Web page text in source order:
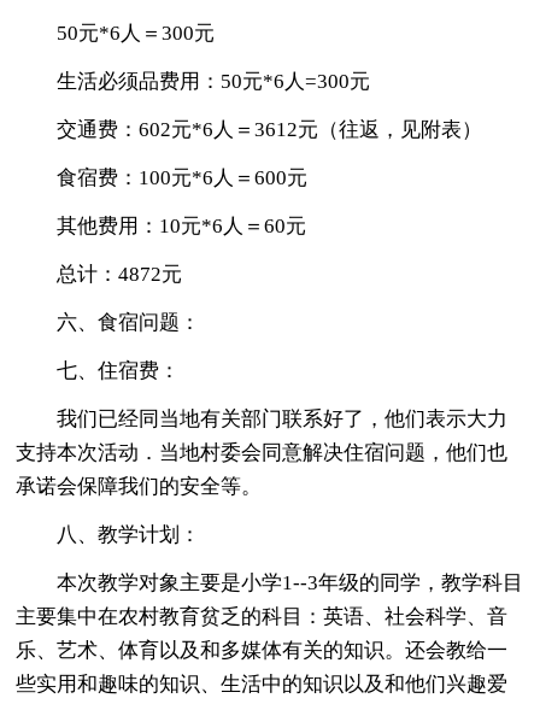
50元*6人＝300元
生活必须品费用：50元*6人=300元
交通费：602元*6人＝3612元（往返，见附表）
食宿费：100元*6人＝600元
其他费用：10元*6人＝60元
总计：4872元
六、食宿问题：
七、住宿费：
我们已经同当地有关部门联系好了，他们表示大力
支持本次活动．当地村委会同意解决住宿问题，他们也
承诺会保障我们的安全等。
八、教学计划：
本次教学对象主要是小学1--3年级的同学，教学科目
主要集中在农村教育贫乏的科目：英语、社会科学、音
乐、艺术、体育以及和多媒体有关的知识。还会教给一
些实用和趣味的知识、生活中的知识以及和他们兴趣爱